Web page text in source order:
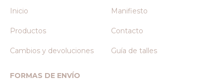
Inicio
Manifiesto
Productos Contacto
Cambios y devoluciones Guía de talles
FORMAS DE ENVÍO